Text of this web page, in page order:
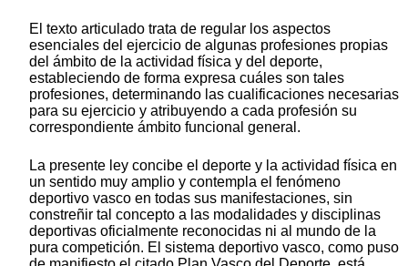
El texto articulado trata de regular los aspectos
esenciales del ejercicio de algunas profesiones propias
del ámbito de la actividad física y del deporte,
estableciendo de forma expresa cuáles son tales
profesiones, determinando las cualificaciones necesarias
para su ejercicio y atribuyendo a cada profesión su
correspondiente ámbito funcional general.
La presente ley concibe el deporte y la actividad física en
un sentido muy amplio y contempla el fenómeno
deportivo vasco en todas sus manifestaciones, sin
constreñir tal concepto a las modalidades y disciplinas
deportivas oficialmente reconocidas ni al mundo de la
pura competición. El sistema deportivo vasco, como puso